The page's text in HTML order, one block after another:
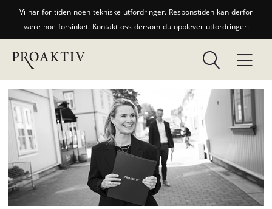
Vi har for tiden noen tekniske utfordringer. Responstiden kan derfor
være noe forsinket. Kontakt ossdersom du opplever utfordringer.